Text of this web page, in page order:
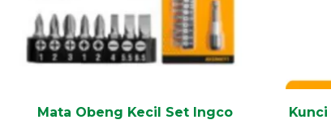
Mata Obeng Kecil Set Ingco